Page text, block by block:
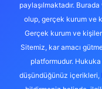
paylaşılmaktadır.
olup, gerçek kurum ve
Gerçek kurum ve
Sitemiz, kar amacı
platformudur.
düşündüğünüz içerikleri,